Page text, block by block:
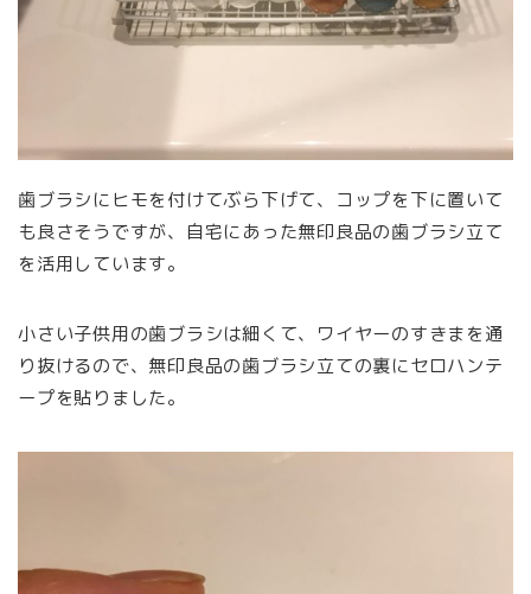
歯ブラシにヒモを付けてぶら下げて、コップを下に置いて
も良さそうですが、自宅にあった無印良品の歯ブラシ立て
を活用しています。
小さい子供用の歯ブラシは細くて、ワイヤーのすきまを通
り抜けるので、無印良品の歯ブラシ立ての裏にセロハンテ
ープを貼りました。